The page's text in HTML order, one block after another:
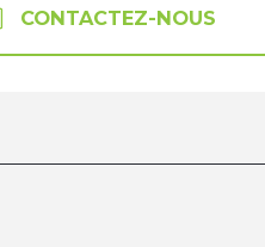
CONTACTEZ-NOUS